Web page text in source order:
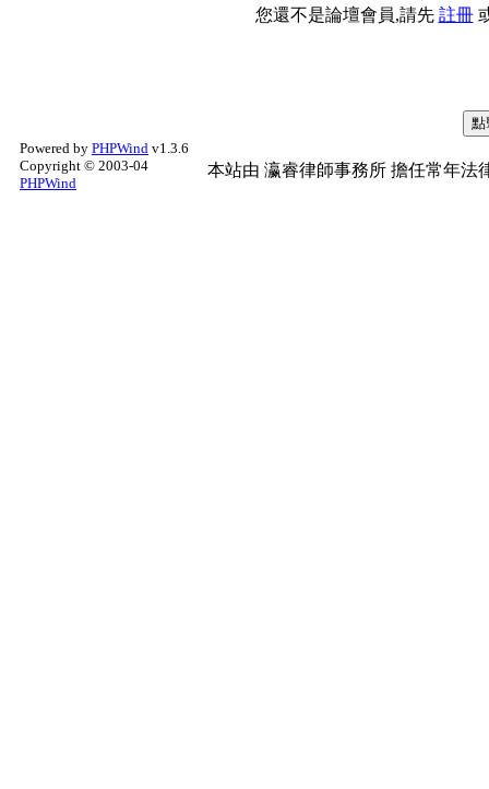
您還不是論壇會員,請先 註冊
Powered by PHPWind v1.3.6
Copyright © 2003-04
PHPWind
本站由 瀛睿律師事務所 擔任常年法